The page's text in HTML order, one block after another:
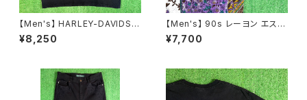
【Men's】 HARLEY-DAVIDSO
N ノースリーブ Tシャツ / 古着
メンズ ハーレーダビッドソン ハ
¥8,250
【Men's】 90s レーヨン エスニ
ック調 総柄 シャツ / 90年代 半
袖 メンズ 古着 柄シャツ N1595
¥7,700